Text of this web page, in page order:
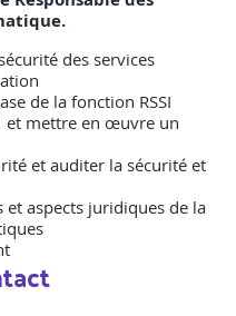
des services
de la fonction RSSI
et mettre en œuvre un
et auditer la sécurité et
aspects juridiques de la